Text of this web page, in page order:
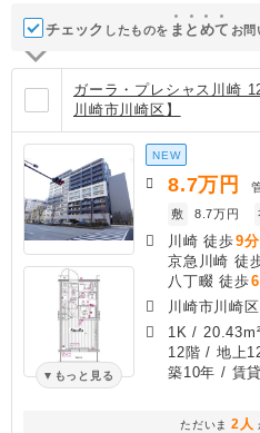
チェック したものを ま と めて お問
ガーラ・プレシャス川崎
川崎市川崎区】
もっと見る
NEW
8.7万円
敷
8.7万円
川崎 徒歩9分
京急川崎 徒
八丁畷 徒歩
川崎市川崎
1K / 20.43m²
12階 / 地上
築10年 / 賃
ただいま 2人